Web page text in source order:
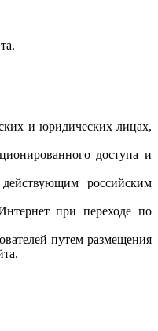
и юридических лицах,
доступа и
российским
при переходе по
путем размещения